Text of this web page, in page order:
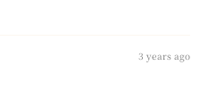
3 years ago